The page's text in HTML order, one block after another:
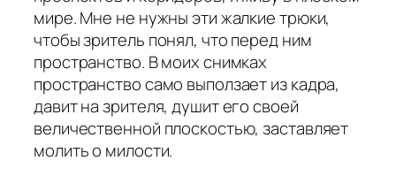
мире. Мне не нужны эти жалкие трюки,
чтобы зритель понял, что перед ним
пространство. В моих снимках
пространство само выползает из кадра,
давит на зрителя, душит его своей
величественной плоскостью, заставляет
молить о милости.